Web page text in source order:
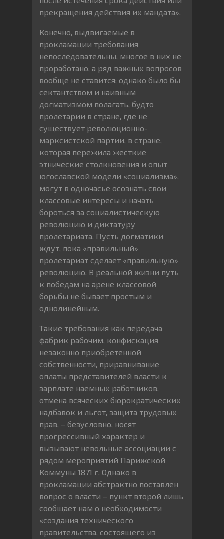
прекращения действия их мандата».
Конечно, выдвигаемые в
прокламации требования
непоследовательны, многое в них не
проработано, а ряд важных вопросов
вообще не ставится; однако было бы
сектантством и наивным
догматизмом полагать, будто
пролетарии в стране, где не
существует революционно-
марксистской партии, в стране,
которая пережила жесткие
этнические столкновения и опыт
югославской модели «социализма»,
могут в одночасье осознать свои
классовые интересы и начать
бороться за социалистическую
революцию и диктатуру
пролетариата. Пусть догматики
ждут, пока «правильный»
пролетариат сделает «правильную»
революцию. В реальной жизни путь
к победам на арене классовой
борьбы не бывает простым и
однолинейным.
Такие требования как передача
фабрик рабочим, конфискация
незаконно приобретенной
собственности, приравнивание
оплаты представителей власти к
зарплате наемных работников,
отмена всяческих бюрократических
надбавок и льгот, защита трудовых
прав, – безусловно, носят
прогрессивный характер и
вызывают невольные ассоциации с
рядом мероприятий Парижской
Коммуны 1871 г. Однако в
прокламации абстрактно поставлен
вопрос о власти – пункт второй лишь
сообщает нам о необходимости
«создания технического
правительства, состоящего из